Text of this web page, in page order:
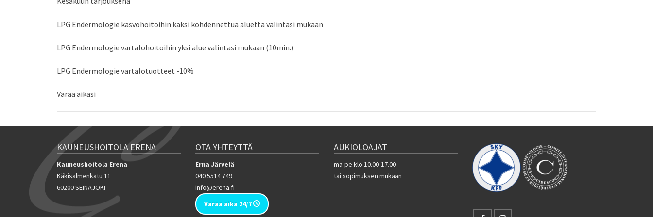
LPG Endermologie kasvohoitoihin kaksi kohdennettua aluetta valintasi mukaan
LPG Endermologie vartalohoitoihin yksi alue valintasi mukaan (10min.)
LPG Endermologie vartalotuotteet -10%
Varaa aikasi
KAUNEUSHOITOLA ERENA
Kauneushoitola Erena
Käkisalmenkatu 11
60200 SEINÄJOKI
OTA YHTEYTTÄ
Erna Järvelä
040 5514 749
info@erena.fi
Varaa aika 24/7
AUKIOLOAJAT
ma-pe klo 10.00-17.00
tai sopimuksen mukaan